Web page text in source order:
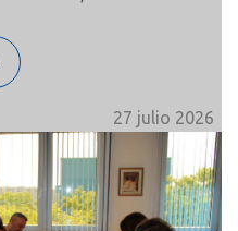
27 julio 2026
sin recurrir a